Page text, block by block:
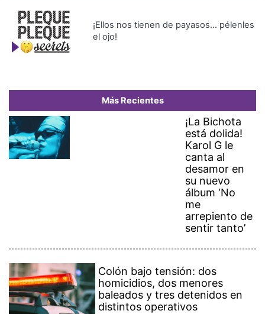
¡Ellos nos tienen de payasos… pélenles
el ojo!
Más Recientes
¡La Bichota
está dolida!
Karol G le
canta al
desamor en
su nuevo
álbum ‘No
me
arrepiento de
sentir tanto’
Colón bajo tensión: dos
homicidios, dos menores
baleados y tres detenidos en
distintos operativos